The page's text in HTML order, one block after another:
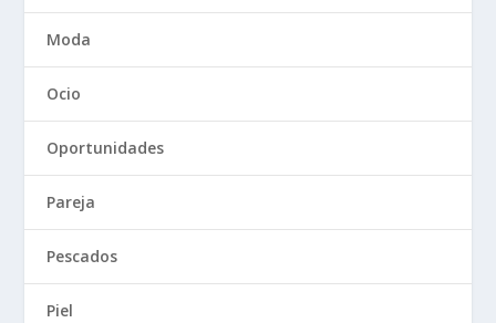
Moda
Ocio
Oportunidades
Pareja
Pescados
Piel